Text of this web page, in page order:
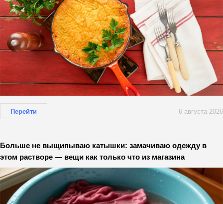
Перейти 6 августа 2026
Больше не выщипываю катышки: замачиваю одежду в
этом растворе — вещи как только что из магазина